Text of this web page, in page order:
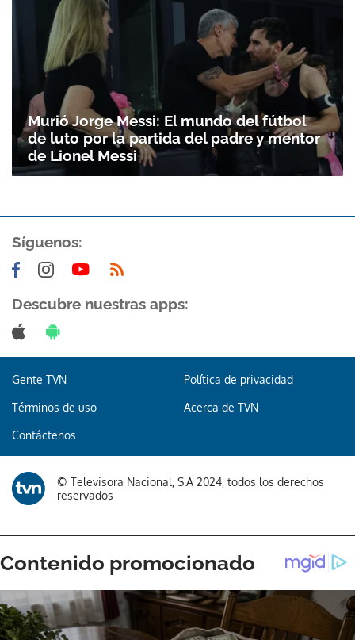
Murió Jorge Messi: El mundo del fútbol
de luto por la partida del padre y mentor
de Lionel Messi
Síguenos:
Descubre nuestras apps:
Gente TVN Política de privacidad
Términos de uso Acerca de TVN
Contáctenos
© Televisora Nacional, S.A 2024, todos los derechos
reservados